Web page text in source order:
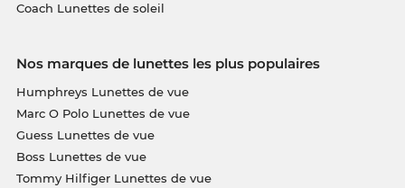
Coach Lunettes de soleil
Nos marques de lunettes les plus populaires
Humphreys Lunettes de vue
Marc O Polo Lunettes de vue
Guess Lunettes de vue
Boss Lunettes de vue
Tommy Hilfiger Lunettes de vue